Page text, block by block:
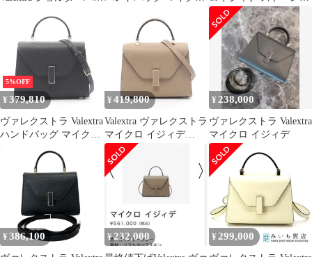
WBES0022028LOC99B
NT レザー 2wayハンド
バッグ レディース 新品
レー
5%OFF
¥ 379,810
ヴァレクストラ Valextra
ハンドバッグ マイクロ
イジィデ 2WAY
WBES0022028LOC99B
NT レザー 2wayハンド
バッグ レディース 新品
¥ 419,800
Valextra ヴァレクストラ
マイクロ イジィデ
2WAY ハンドバッグ
¥ 238,000
ヴァレクストラ Valextra
マイクロ イジィデ
¥ 386,100 ¥ 232,000 ¥ 299,000